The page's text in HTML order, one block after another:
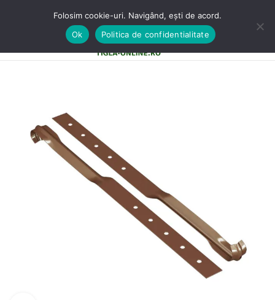
Folosim cookie-uri. Navigând, ești de acord.
Ok
Politica de confidentialitate